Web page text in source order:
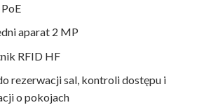
aparat 2 MP
RFID HF
rezerwacji sal, kontroli dostępu i
o pokojach